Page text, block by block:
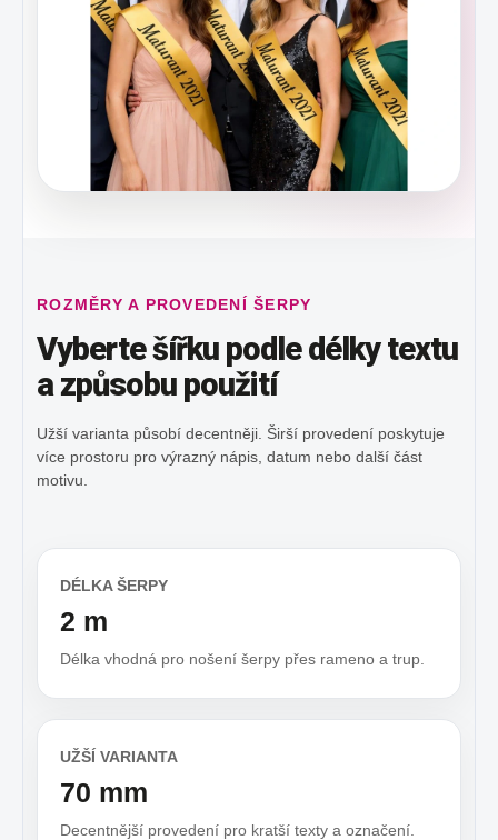
ROZMĚRY A PROVEDENÍ ŠERPY
Vyberte šířku podle délky textu
a způsobu použití
Užší varianta působí decentněji. Širší provedení poskytuje
více prostoru pro výrazný nápis, datum nebo další část
motivu.
DÉLKA ŠERPY
2 m
Délka vhodná pro nošení šerpy přes rameno a trup.
UŽŠÍ VARIANTA
70 mm
Decentnější provedení pro kratší texty a označení.